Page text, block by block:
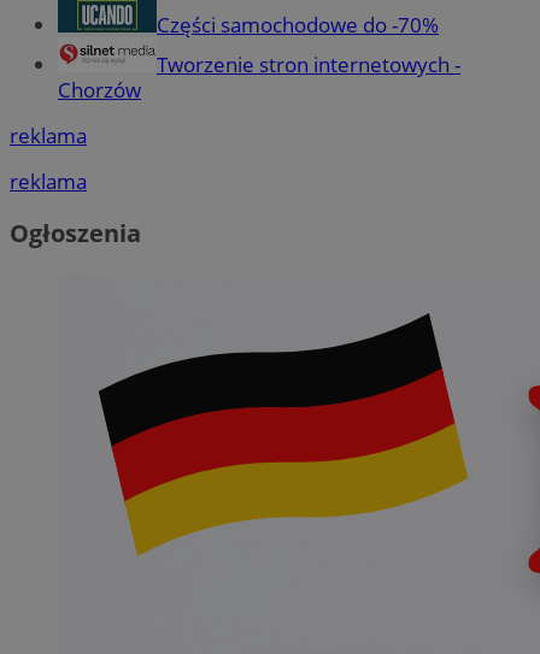
Części samochodowe do -70%
Tworzenie stron internetowych -
Chorzów
reklama
reklama
Ogłoszenia